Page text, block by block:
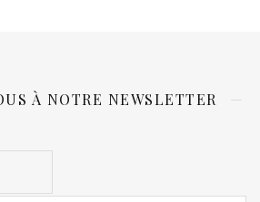
À NOTRE NEWSLETTER